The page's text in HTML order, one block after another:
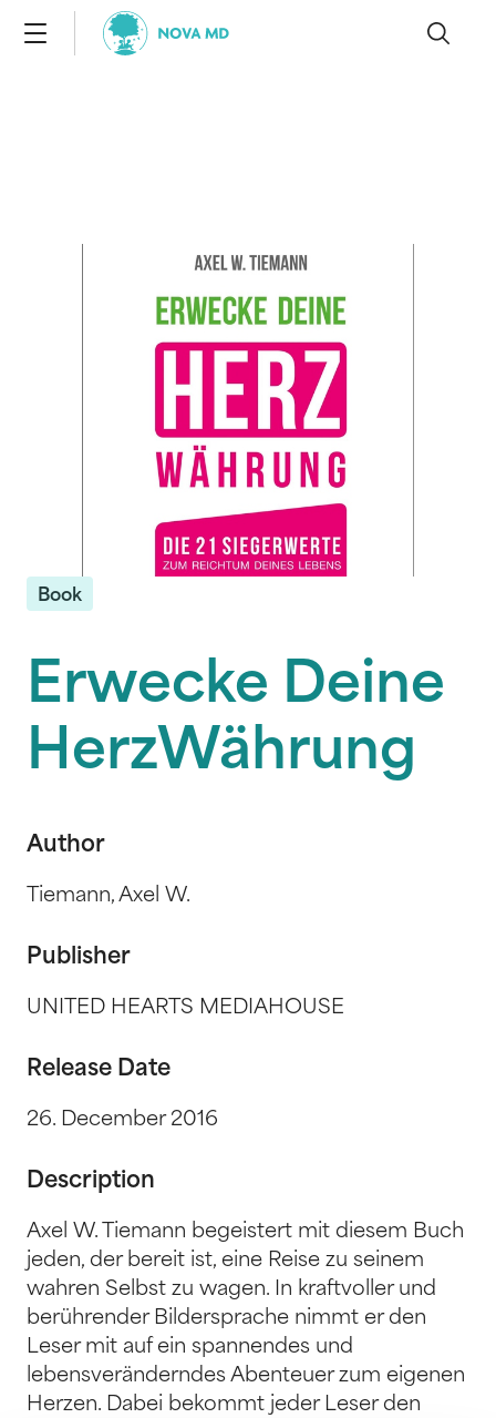
Book
Erwecke Deine
HerzWährung
Author
Tiemann, Axel W.
Publisher
UNITED HEARTS MEDIAHOUSE
Release Date
26. December 2016
Description
Axel W. Tiemann begeistert mit diesem Buch
jeden, der bereit ist, eine Reise zu seinem
wahren Selbst zu wagen. In kraftvoller und
berührender Bildersprache nimmt er den
Leser mit auf ein spannendes und
lebensveränderndes Abenteuer zum eigenen
Herzen. Dabei bekommt jeder Leser den